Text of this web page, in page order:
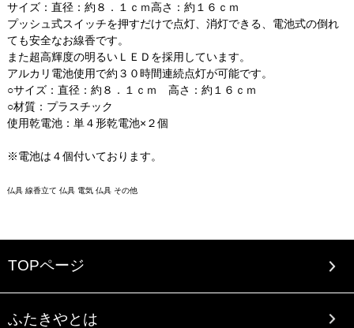
サイズ：直径：約８．１ｃｍ高さ：約１６ｃｍ
プッシュ式スイッチを押すだけで点灯、消灯できる、電池式の倒れ
ても安全なお線香です。
また超高輝度の明るいＬＥＤを採用しています。
アルカリ電池使用で約３０時間連続点灯が可能です。
○サイズ：直径：約８．１ｃｍ 高さ：約１６ｃｍ
○材質：プラスチック
使用乾電池：単４形乾電池×２個
※電池は４個付いております。
仏具 線香立て 仏具 電気 仏具 その他
TOPページ
ふたきやとは